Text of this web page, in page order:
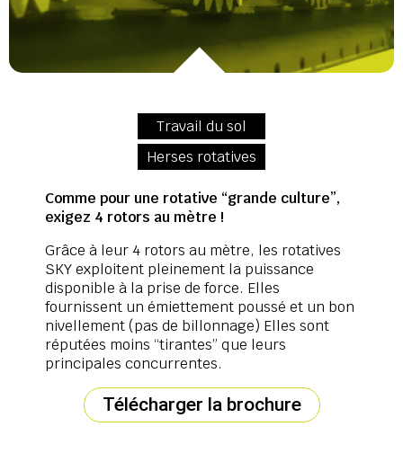
Travail du sol
Herses rotatives
Comme pour une rotative “grande culture”,
exigez 4 rotors au mètre !
Grâce à leur 4 rotors au mètre, les rotatives
SKY exploitent pleinement la puissance
disponible à la prise de force. Elles
fournissent un émiettement poussé et un bon
nivellement (pas de billonnage) Elles sont
réputées moins “tirantes” que leurs
principales concurrentes.
Télécharger la brochure